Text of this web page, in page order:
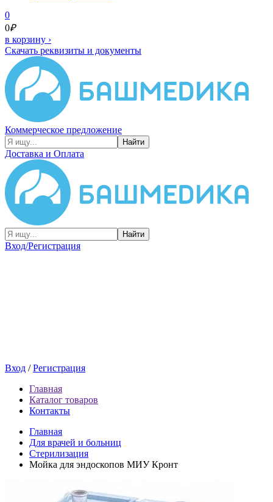
0
0₽
в корзину ›
Скачать реквизиты и документы
Коммерческое предложение
Найти
Доставка и Оплата
Найти
Вход/Регистрация
Вход /Регистрация
Главная
Каталог товаров
Контакты
Главная
Для врачей и больниц
Стерилизация
Мойка для эндоскопов МИУ Кронт